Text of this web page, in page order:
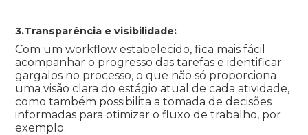
3.Transparência e visibilidade:
Com um workflow estabelecido, fica mais fácil
acompanhar o progresso das tarefas e identificar
gargalos no processo, o que não só proporciona
uma visão clara do estágio atual de cada atividade,
como também possibilita a tomada de decisões
informadas para otimizar o fluxo de trabalho, por
exemplo.